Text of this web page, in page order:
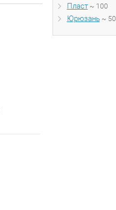
Пласт~ 100
Юрюзань~ 50